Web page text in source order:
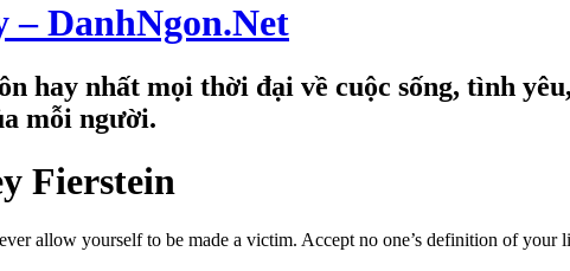
– DanhNgon.Net
hay nhất mọi thời đại về cuộc sống, tình
mỗi người.
Fierstein
allow yourself to be made a victim. Accept no one’s definition of your